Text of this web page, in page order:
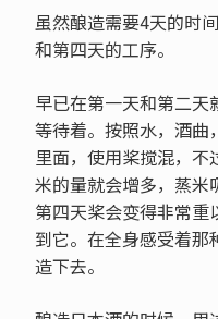
虽然酿造需要4天的时
和第四天的工序。
早已在第一天和第二
等待着。按照水，酒曲
里面，使用桨搅混，
米的量就会增多，蒸米
第四天桨会变得非常
到它。在全身感受着那
造下去。